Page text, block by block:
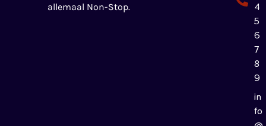
allemaal Non-Stop.
4
5
6
7
8
9
in
fo